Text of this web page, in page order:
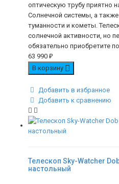
оптическую трубу приятно
Солнечной системы, а
туманности и кометы.
солнечной активности, но
обязательно приобретите
63 990 ₽
В корзину
Добавить в избранное
Добавить к сравнению
Телескоп Sky-Watcher
настольный